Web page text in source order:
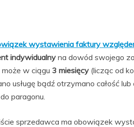
wystawienia faktury
indywidualny na dowód swojego
w ciągu 3 miesięcy (licząc od
usługę bądź otrzymano całość
paragonu.
sprzedawca ma obowiązek